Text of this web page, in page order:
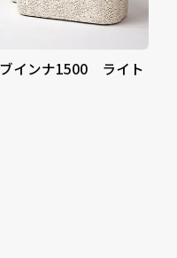
インナ1500 ライト